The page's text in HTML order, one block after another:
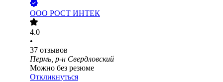
ООО РОСТ ИНТЕК
4.0
•
37 отзывов
Пермь, р-н Свердловский
Можно без резюме
Откликнуться